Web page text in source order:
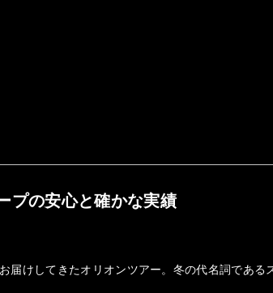
プの安心と確かな実績
届けしてきたオリオンツアー。冬の代名詞であ